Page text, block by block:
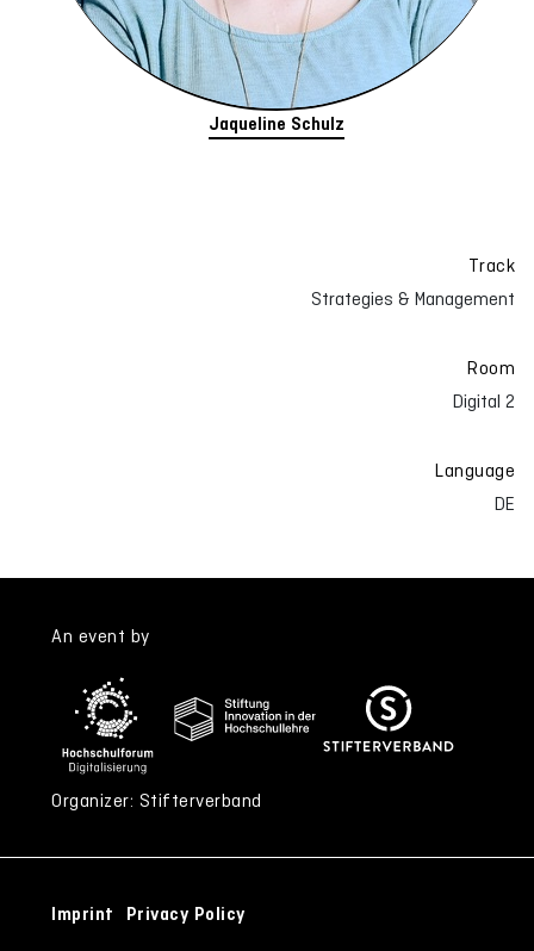
Jaqueline Schulz
Track
Strategies & Management
Room
Digital 2
Language
DE
An event by
Organizer: Stifterverband
Imprint Privacy Policy